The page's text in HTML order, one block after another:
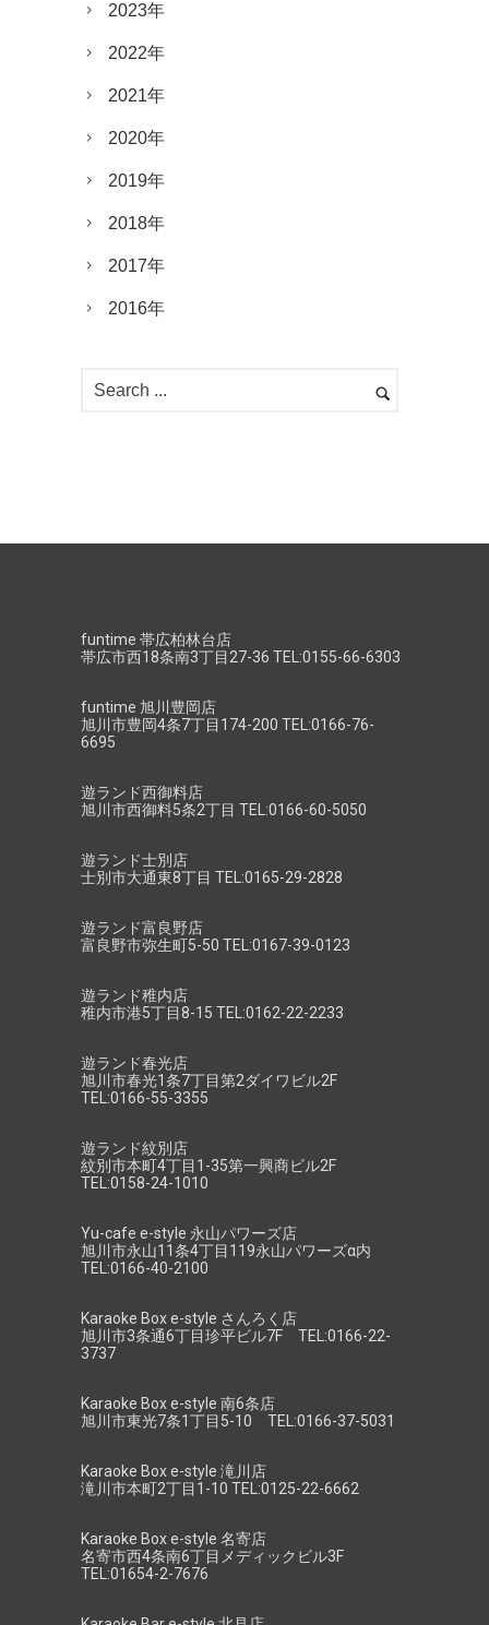
2023年
2022年
2021年
2020年
2019年
2018年
2017年
2016年
funtime 帯広柏林台店
帯広市西18条南3丁目27-36 TEL:0155-66-6303
funtime 旭川豊岡店
旭川市豊岡4条7丁目174-200 TEL:0166-76-
6695
遊ランド西御料店
旭川市西御料5条2丁目 TEL:0166-60-5050
遊ランド士別店
士別市大通東8丁目 TEL:0165-29-2828
遊ランド富良野店
富良野市弥生町5-50 TEL:0167-39-0123
遊ランド稚内店
稚内市港5丁目8-15 TEL:0162-22-2233
遊ランド春光店
旭川市春光1条7丁目第2ダイワビル2F
TEL:0166-55-3355
遊ランド紋別店
紋別市本町4丁目1-35第一興商ビル2F
TEL:0158-24-1010
Yu-cafe e-style 永山パワーズ店
旭川市永山11条4丁目119永山パワーズα内
TEL:0166-40-2100
Karaoke Box e-style さんろく店
旭川市3条通6丁目珍平ビル7F TEL:0166-22-
3737
Karaoke Box e-style 南6条店
旭川市東光7条1丁目5-10 TEL:0166-37-5031
Karaoke Box e-style 滝川店
滝川市本町2丁目1-10 TEL:0125-22-6662
Karaoke Box e-style 名寄店
名寄市西4条南6丁目メディックビル3F
TEL:01654-2-7676